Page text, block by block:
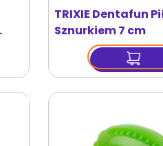
TRIXIE Dentafun
Sznurkiem 7 cm